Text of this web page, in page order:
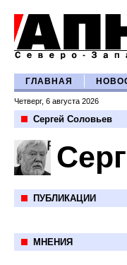
ГЛАВНАЯ
Четверг, 6 августа 2026
Сергей Соловьев
ПУБЛИКАЦИИ
МНЕНИЯ